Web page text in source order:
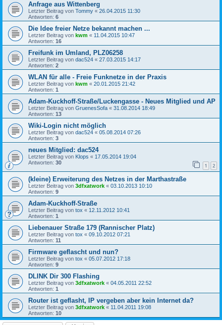
Anfrage aus Wittenberg
Letzter Beitrag von Tommy « 26.04.2015 11:30
Antworten: 6
Die Idee freier Netze bekannt machen ...
Letzter Beitrag von kwm « 11.04.2015 10:47
Antworten: 16
Freifunk im Umland, PLZ06258
Letzter Beitrag von dac524 « 27.03.2015 14:17
Antworten: 2
WLAN für alle - Freie Funknetze in der Praxis
Letzter Beitrag von kwm « 20.01.2015 21:42
Antworten: 1
Adam-Kuckhoff-Straße/Luckengasse - Neues Mitglied und AP
Letzter Beitrag von GruenesSofa « 31.08.2014 18:49
Antworten: 13
Wiki-Login nicht möglich
Letzter Beitrag von dac524 « 05.08.2014 07:26
Antworten: 3
neues Mitglied: dac524
Letzter Beitrag von Klops « 17.05.2014 19:04
Antworten: 30 1 2
(kleine) Erweiterung des Netzes in der Marthastraße
Letzter Beitrag von 3dfxatwork « 03.10.2013 10:10
Antworten: 9
Adam-Kuckhoff-Straße
Letzter Beitrag von tox « 12.11.2012 10:41
Antworten: 1
Liebenauer Straße 179 (Rannischer Platz)
Letzter Beitrag von tox « 09.10.2012 07:21
Antworten: 11
Firmware geflascht und nun?
Letzter Beitrag von tox « 05.07.2012 17:18
Antworten: 9
DLINK Dir 300 Flashing
Letzter Beitrag von 3dfxatwork « 04.05.2011 22:52
Antworten: 1
Router ist geflasht, IP vergeben aber kein Internet da?
Letzter Beitrag von 3dfxatwork « 11.04.2011 19:08
Antworten: 10